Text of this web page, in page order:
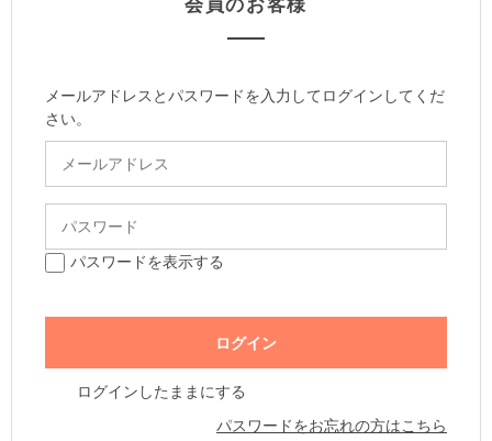
会員のお客様
メールアドレスとパスワードを入力してログインしてくだ
さい。
パスワードを表示する
ログインしたままにする
パスワードをお忘れの方はこちら